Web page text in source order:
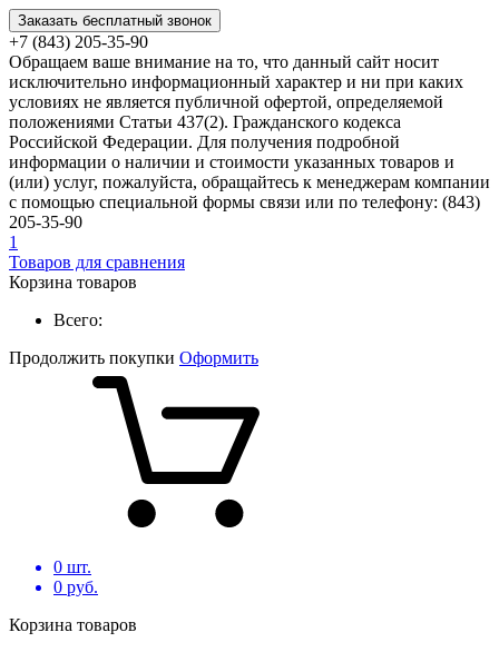
Заказать бесплатный звонок
+7 (843) 205-35-90
Обращаем ваше внимание на то, что данный сайт носит
исключительно информационный характер и ни при каких
условиях не является публичной офертой, определяемой
положениями Статьи 437(2). Гражданского кодекса
Российской Федерации. Для получения подробной
информации о наличии и стоимости указанных товаров и
(или) услуг, пожалуйста, обращайтесь к менеджерам компании
с помощью специальной формы связи или по телефону: (843)
205-35-90
1
Товаров для сравнения
Корзина товаров
Всего:
Продолжить покупки Оформить
0 шт.
0 руб.
Корзина товаров